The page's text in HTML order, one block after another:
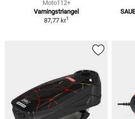
Moto112+
Varningstriangel
87,77 kr1